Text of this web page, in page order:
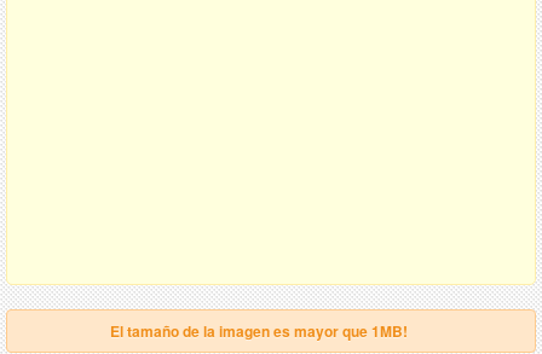
El tamaño de la imagen es mayor que 1MB!